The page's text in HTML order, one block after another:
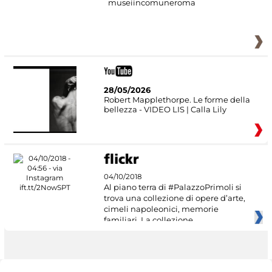
museiincomuneroma
28/05/2026
Robert Mapplethorpe. Le forme della
bellezza - VIDEO LIS | Calla Lily
04/10/2018
Al piano terra di #PalazzoPrimoli si
trova una collezione di opere d’arte,
cimeli napoleonici, memorie
familiari. La collezione